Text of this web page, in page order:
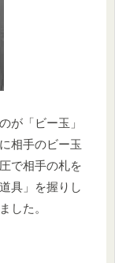
が「ビー玉」
相手のビー玉
で相手の札を
具」を握りし
した。